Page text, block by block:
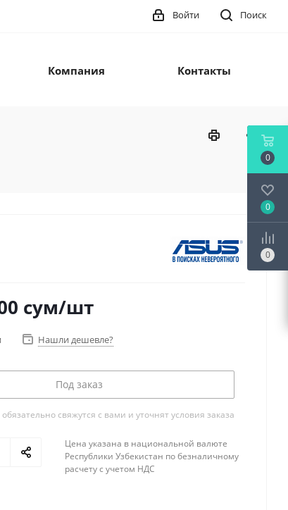
Поиск
Войти
Компания Контакты
сум/шт
Нашли дешевле?
Под заказ
свяжутся с вами и уточнят условия заказа
Цена указана в национальной валюте
Республики Узбекистан по безналичному
расчету с учетом НДС
0
0
0